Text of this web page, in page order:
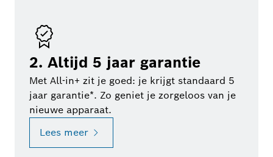
2. Altijd 5 jaar garantie
Met All-in+ zit je goed: je krijgt standaard 5
jaar garantie*. Zo geniet je zorgeloos van je
nieuwe apparaat.
Lees meer